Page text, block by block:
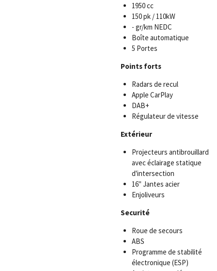
1950 cc
150 pk / 110kW
- gr/km NEDC
Boîte automatique
5 Portes
Points forts
Radars de recul
Apple CarPlay
DAB+
Régulateur de vitesse
Extérieur
Projecteurs antibrouillard
avec éclairage statique
d'intersection
16" Jantes acier
Enjoliveurs
Securité
Roue de secours
ABS
Programme de stabilité
électronique (ESP)